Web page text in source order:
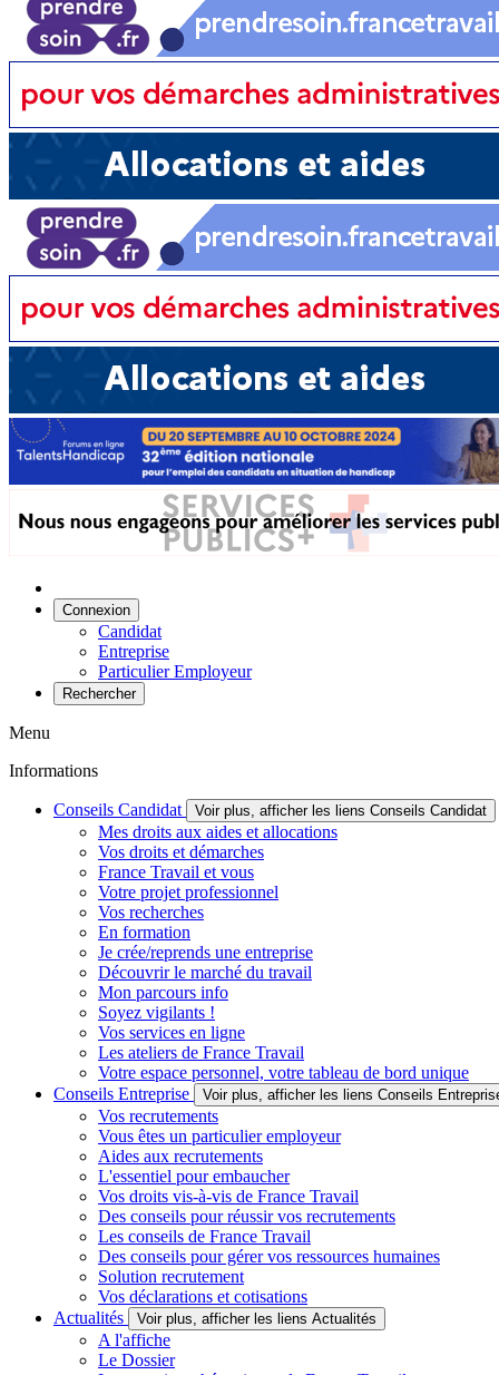
Connexion
Candidat
Entreprise
Particulier Employeur
Rechercher
Menu
Informations
Conseils Candidat Voir plus, afficher les liens Conseils Candidat
Mes droits aux aides et allocations
Vos droits et démarches
France Travail et vous
Votre projet professionnel
Vos recherches
En formation
Je crée/reprends une entreprise
Découvrir le marché du travail
Mon parcours info
Soyez vigilants !
Vos services en ligne
Les ateliers de France Travail
Votre espace personnel, votre tableau de bord unique
Conseils Entreprise
Voir plus, afficher les liens Conseils
Vos recrutements
Vous êtes un particulier employeur
Aides aux recrutements
L'essentiel pour embaucher
Vos droits vis-à-vis de France Travail
Des conseils pour réussir vos recrutements
Les conseils de France Travail
Des conseils pour gérer vos ressources humaines
Solution recrutement
Vos déclarations et cotisations
Actualités
Voir plus, afficher les liens Actualités
A l'affiche
Le Dossier